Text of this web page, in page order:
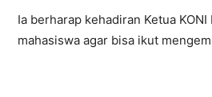
Ia berharap kehadiran Ketua
mahasiswa agar bisa ikut